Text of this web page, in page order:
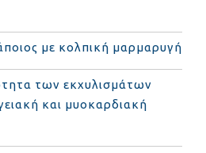
με κολπική μαρμαρυγή
των εκχυλισμάτων
και μυοκαρδιακή